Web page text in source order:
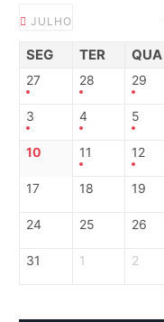
JULHO
SEG TER QUA
27 28 29
3 4 5
10 11 12
17 18 19
24 25 26
31 1 2